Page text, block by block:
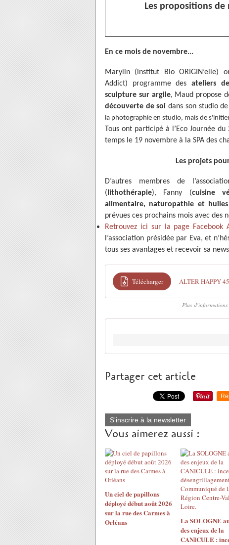
Les propositions
En ce mois de novembre...
Marylin (institut Bio ORIGIN’elle)
Addict) programme des ateliers
sculpture sur argile, Maud propose
découverte de soi dans son studio
la photographie en studio, mais de
Tous ont participé à l’Eco Journée
temps le 19 novembre à la SPA des
Les projets
D’autres membres de
( lithothérapie), Fanny (cuisine
alimentaire, naturopathie et huiles
prévues ces prochains mois avec des
Retrouvez ici sur la page Facebook
l’association présidée par Eva, et
tous ses avantages et recevoir sa
Télécharger ALTER HAPPY
Plus
Partager cet article
S'inscrire à la newsletter
Vous aimerez aussi :
Un ciel de papillons
déployé début août 2026
sur la rue des Carmes à
Orléans
La SOLOGNE
des enjeux de la
CANICULE :